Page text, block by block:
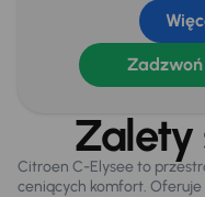
Światła
Tylne czujniki
Zalety
Citroen C-Elysee to
ceniących komfort.